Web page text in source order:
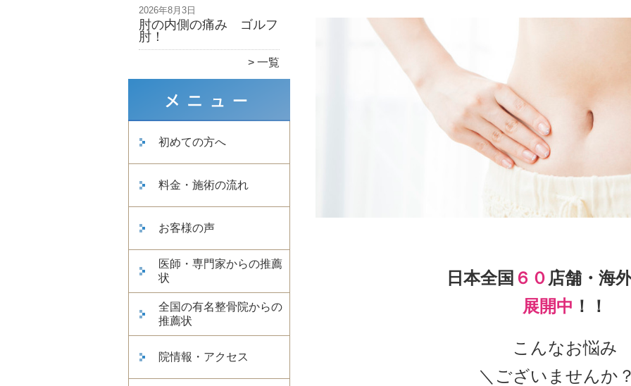
2026年8月3日
肘の内側の痛み ゴルフ
肘！
一覧
初めての方へ
料金・施術の流れ
お客様の声
医師・専門家からの推薦
状
全国の有名整骨院からの
推薦状
院情報・アクセス
日本全国 ６０ 店舗・海
展開中 ！！
こんなお悩み
＼ございませんか